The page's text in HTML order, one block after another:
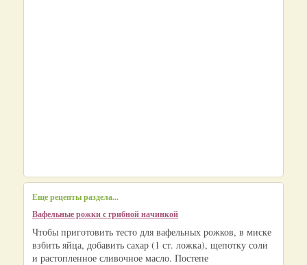
Еще рецепты раздела...
Вафельные рожки с грибной начинкой
Чтобы приготовить тесто для вафельных рожков, в миске
взбить яйца, добавить сахар (1 ст. ложка), щепотку соли
и растопленное сливочное масло. Постепе